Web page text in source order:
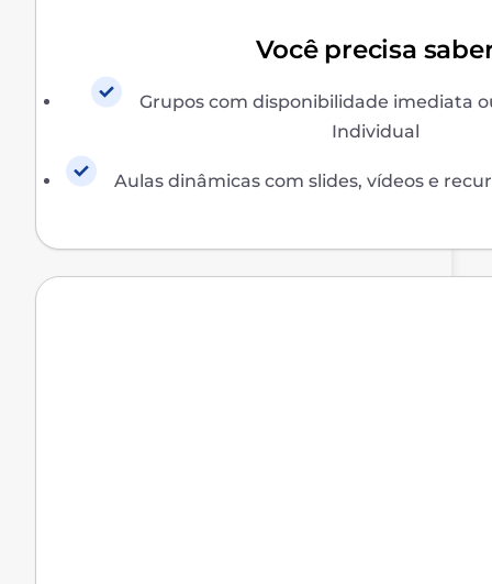
Você precisa
Grupos com disponibilidade imediata
Individual
Aulas dinâmicas com slides, vídeos e